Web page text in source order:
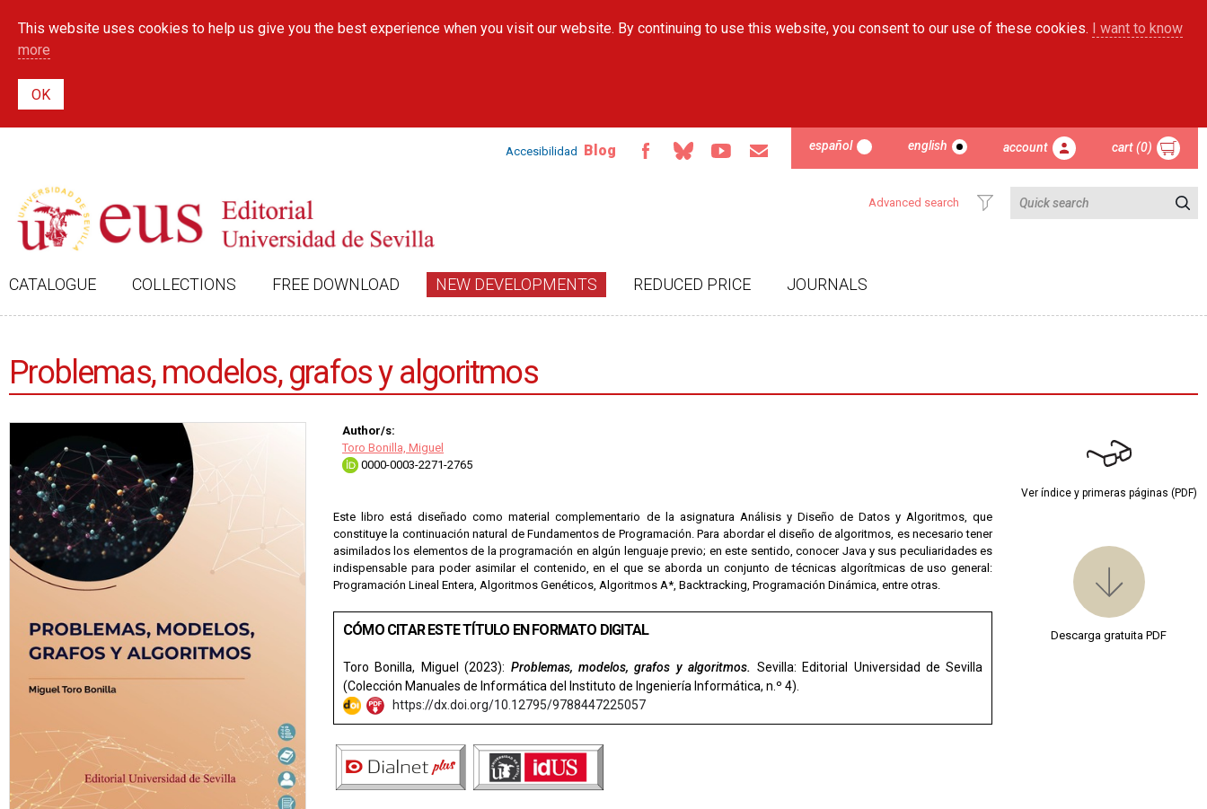
main
This website uses cookies to help us give you the best experience when you visit our website. By continuing to use this website, you consent to our use of these cookies. I want to know
more
Accesibilidad Blog español english account cart (0)
Advanced search
CATALOGUE COLLECTIONS FREE DOWNLOAD NEW DEVELOPMENTS REDUCED PRICE JOURNALS
Problemas, modelos, grafos y algoritmos
Author/s:
Toro Bonilla, Miguel
0000-0003-2271-2765
Este libro está diseñado como material complementario de la asignatura Análisis y Diseño de Datos y Algoritmos, que
constituye la continuación natural de Fundamentos de Programación. Para abordar el diseño de algoritmos, es necesario tener
asimilados los elementos de la programación en algún lenguaje previo; en este sentido, conocer Java y sus peculiaridades es
indispensable para poder asimilar el contenido, en el que se aborda un conjunto de técnicas algorítmicas de uso general:
Programación Lineal Entera, Algoritmos Genéticos, Algoritmos A*, Backtracking, Programación Dinámica, entre otras.
CÓMO CITAR ESTE TÍTULO EN FORMATO DIGITAL
Toro Bonilla, Miguel (2023): Problemas, modelos, grafos y algoritmos. Sevilla: Editorial Universidad de Sevilla
(Colección Manuales de Informática del Instituto de Ingeniería Informática, n.º 4).
https://dx.doi.org/10.12795/9788447225057
Ver índice y primeras páginas (PDF)
Descarga gratuita PDF